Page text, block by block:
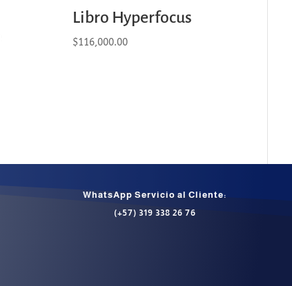
Libro Hyperfocus
$116,000.00
WhatsApp Servicio al Cliente:
(+57) 319 338 26 76